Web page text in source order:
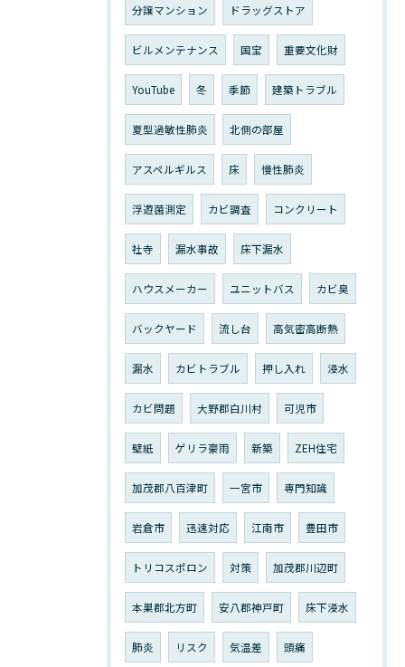
分譲マンション ドラッグストア
ビルメンテナンス 国宝 重要文化財
YouTube 冬 季節 建築トラブル
夏型過敏性肺炎 北側の部屋
アスペルギルス 床 慢性肺炎
浮遊菌測定 カビ調査 コンクリート
社寺 漏水事故 床下漏水
ハウスメーカー ユニットバス カビ臭
バックヤード 流し台 高気密高断熱
漏水 カビトラブル 押し入れ 浸水
カビ問題 大野郡白川村 可児市
壁紙 ゲリラ豪雨 新築 ZEH住宅
加茂郡八百津町 一宮市 専門知識
岩倉市 迅速対応 江南市 豊田市
トリコスポロン 対策 加茂郡川辺町
本巣郡北方町 安八郡神戸町 床下浸水
肺炎 リスク 気温差 頭痛